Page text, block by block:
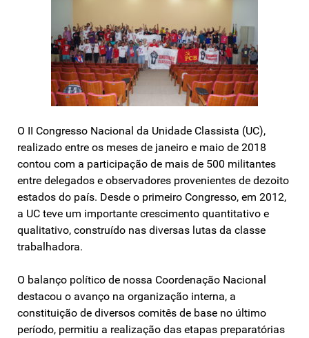
O II Congresso Nacional da Unidade Classista (UC),
realizado entre os meses de janeiro e maio de 2018
contou com a participação de mais de 500 militantes
entre delegados e observadores provenientes de dezoito
estados do país. Desde o primeiro Congresso, em 2012,
a UC teve um importante crescimento quantitativo e
qualitativo, construído nas diversas lutas da classe
trabalhadora.
O balanço político de nossa Coordenação Nacional
destacou o avanço na organização interna, a
constituição de diversos comitês de base no último
período, permitiu a realização das etapas preparatórias